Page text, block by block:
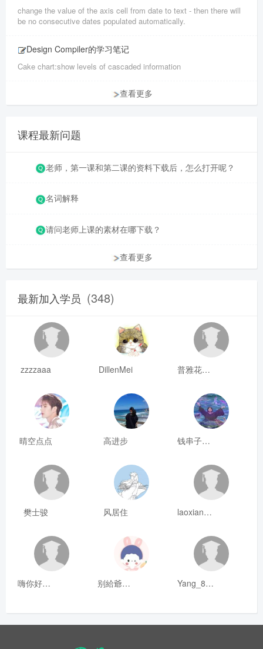
change the value of the axis cell from date to text - then there will
be no consecutive dates populated automatically.
Design Compiler的学习笔记
Cake chart:show levels of cascaded information
查看更多
课程最新问题
老师，第一课和第二课的资料下载后，怎么打开呢？
名词解释
请问老师上课的素材在哪下载？
查看更多
最新加入学员 (348)
zzzzaaa DillenMei 普雅花qya
晴空点点 高进步 钱串子123
樊士骏 风居住 laoxianrou
嗨你好8mm 别給爺装纯 Yang_811